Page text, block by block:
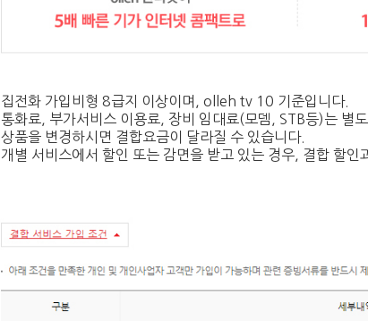
집전화 가입비형 8급지 이상이며, olleh tv 10 기준입니다.
통화료, 부가서비스 이용료, 장비 임대료(모뎀, STB등)는 별
상품을 변경하시면 결합요금이 달라질 수 있습니다.
개별 서비스에서 할인 또는 감면을 받고 있는 경우, 결합 할인